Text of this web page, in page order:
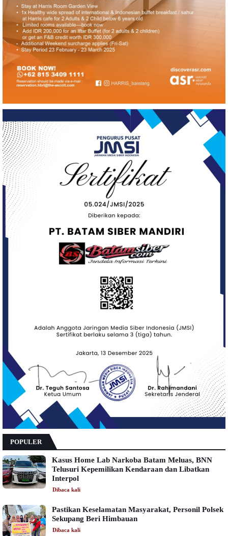
POPULER
Kasus Home Lab Narkoba Batam Meluas, BNN
Telusuri Kepemilikan Kendaraan dan Libatkan
Interpol
Dibaca kali
Pastikan Keselamatan Masyarakat, Personil Polsek
Sekupang Beri Himbauan
Dibaca kali